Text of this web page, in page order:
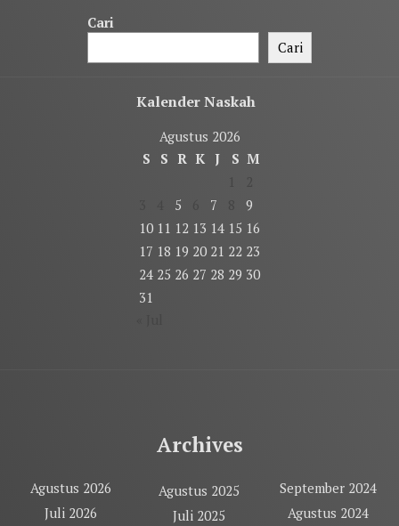
Cari
Cari
Kalender Naskah
Agustus 2026
S
S R K J S M
5 7
9
10 11 12 13 14 15 16
17 18 19 20 21 22 23
24 25 26 27 28 29 30
31
Archives
Agustus 2026
Juli 2026
Agustus 2025
Juli 2025
September 2024
Agustus 2024